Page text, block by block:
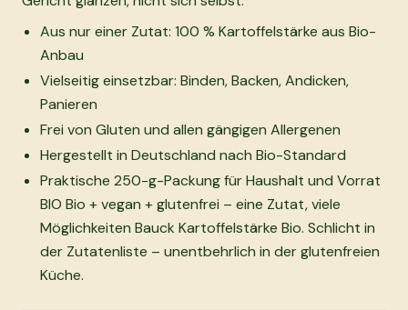
Aus nur einer Zutat: 100 % Kartoffelstärke aus Bio-
Anbau
Vielseitig einsetzbar: Binden, Backen, Andicken,
Panieren
Frei von Gluten und allen gängigen Allergenen
Hergestellt in Deutschland nach Bio-Standard
Praktische 250-g-Packung für Haushalt und Vorrat
BIO Bio + vegan + glutenfrei – eine Zutat, viele
Möglichkeiten Bauck Kartoffelstärke Bio. Schlicht in
der Zutatenliste – unentbehrlich in der glutenfreien
Küche.